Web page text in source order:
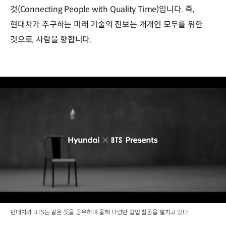
것(Connecting People with Quality Time)입니다. 즉,
현대차가 추구하는 미래 기술의 진보는 개개인 모두를 위한
것으로, 사람을 향합니다.
현대차와 BTS는 같은 뜻을 공유하며 올해 다양한 협업 활동을 펼치고 있다